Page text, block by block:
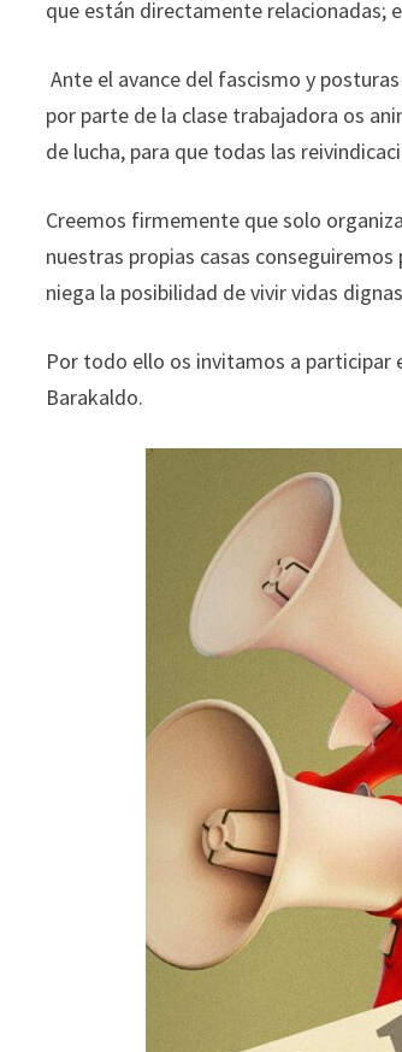
que están directamente relacionadas;
Ante el avance del fascismo y
por parte de la clase trabajadora os
de lucha, para que todas las
Creemos firmemente que solo
nuestras propias casas
niega la posibilidad de vivir vidas
Por todo ello os invitamos a participar
Barakaldo.